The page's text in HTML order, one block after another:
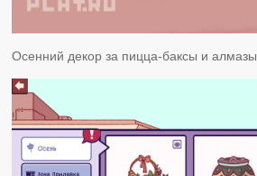
Осенний декор за пицца-баксы и алмазы.